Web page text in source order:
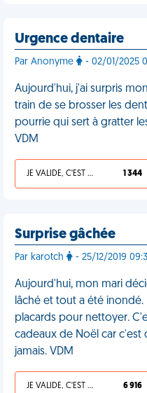
Urgence dentaire
Par Anonyme - 02/01/2025
Aujourd'hui, j'ai surpris
train de se brosser les
pourrie qui sert à gratter
VDM
JE VALIDE, C'EST UNE VDM 1 344
Surprise gâchée
Par karotch - 25/12/2019
Aujourd'hui, mon mari
lâché et tout a été
placards pour nettoyer.
cadeaux de Noël car c'est
jamais. VDM
JE VALIDE, C'EST UNE VDM 6 916